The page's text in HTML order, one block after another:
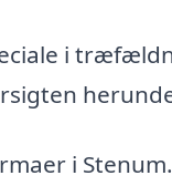
i
i